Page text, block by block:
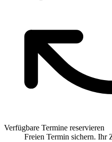
Verfügbare Termine reservieren
Freien Termin sichern. Ihr